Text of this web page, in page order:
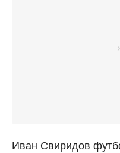
Иван Свиридов